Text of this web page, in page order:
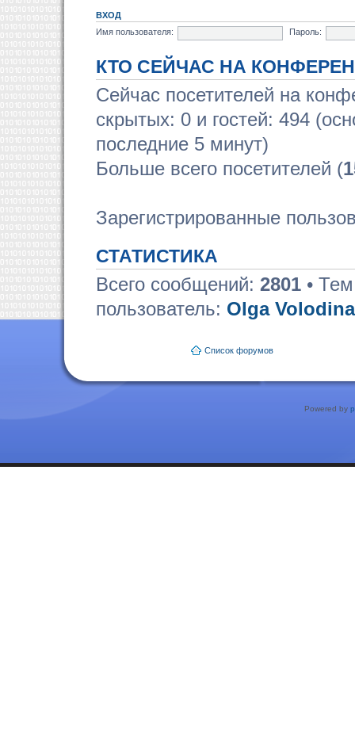
ВХОД
Имя пользователя:
Пароль:
КТО СЕЙЧАС НА
Сейчас посетителей на
скрытых: 0 и гостей: 494
последние 5 минут)
Больше всего посетителей (
Зарегистрированные
СТАТИСТИКА
Всего сообщений: 2801 •
пользователь: Olga Volodina
Список форумов
Powered by